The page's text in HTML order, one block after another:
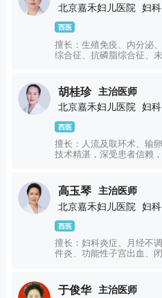
北京嘉禾妇儿医院
妇科
西医
擅长：生殖免疫、内分泌
综合征、抗磷脂综合征、
治。熟练诊断并处理妊娠
理，熟练掌握宫颈环扎、
胡桂珍
主治医师
北京嘉禾妇儿医院 妇科
西医
擅长：人流及取环术、输
技术精湛，深受患者信赖
高玉琴
主治医师
北京嘉禾妇儿医院
妇科
西医
擅长：妇科炎症、月经不
件炎、功能性子宫出血、
解。
于俊华
主治医师